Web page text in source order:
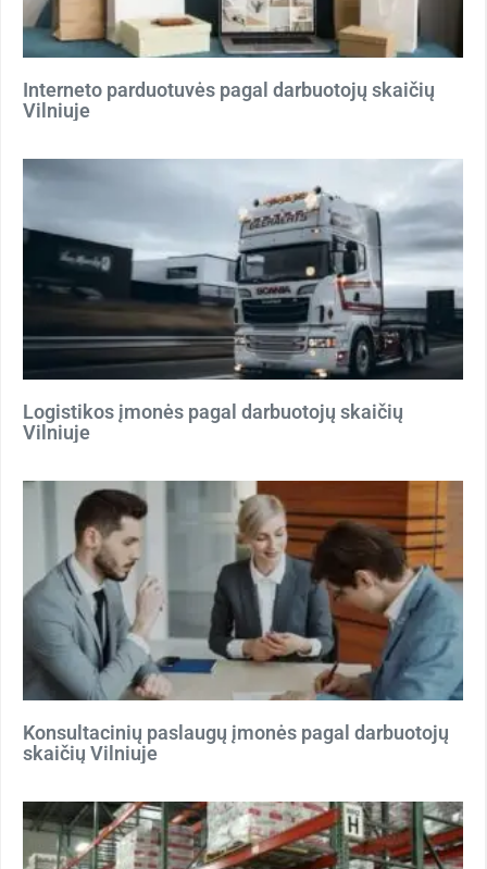
Interneto parduotuvės pagal darbuotojų skaičių
Vilniuje
Logistikos įmonės pagal darbuotojų skaičių
Vilniuje
Konsultacinių paslaugų įmonės pagal darbuotojų
skaičių Vilniuje